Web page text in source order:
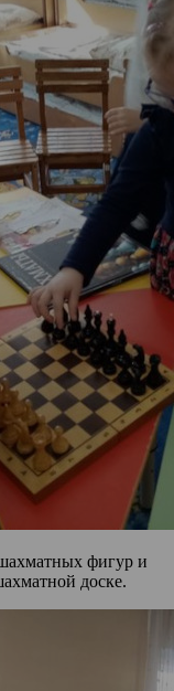
фигур и
доске.